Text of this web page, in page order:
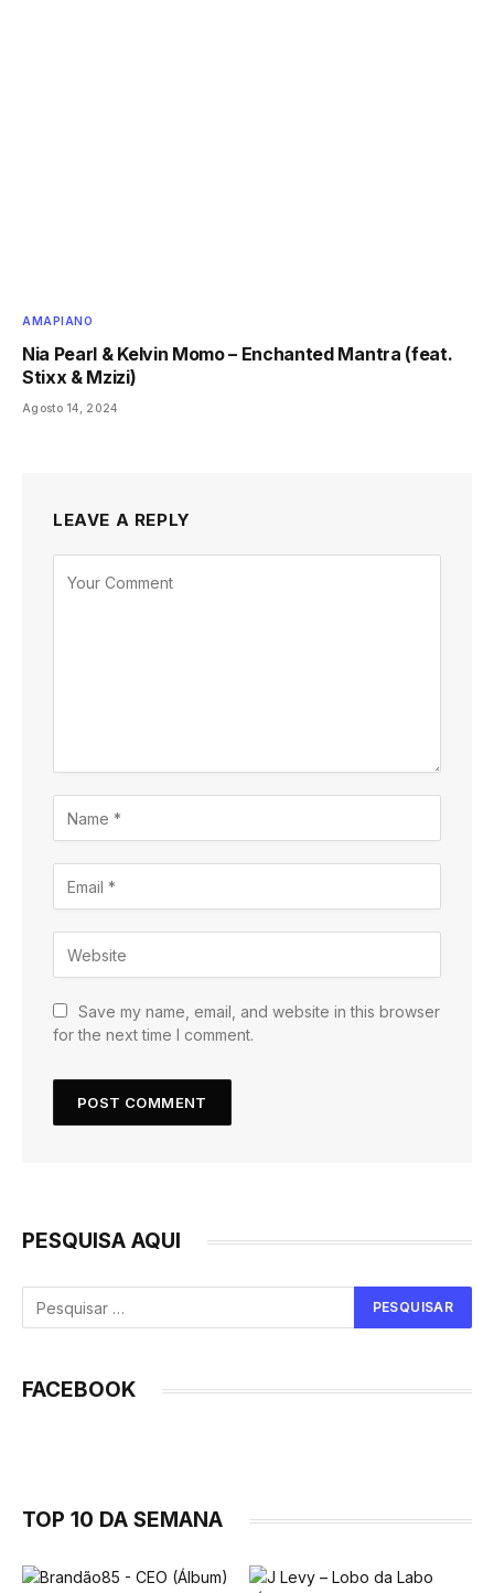
AMAPIANO
Nia Pearl & Kelvin Momo – Enchanted Mantra (feat.
Stixx & Mzizi)
Agosto 14, 2024
LEAVE A REPLY
Save my name, email, and website in this browser
for the next time I comment.
PESQUISA AQUI
FACEBOOK
TOP 10 DA SEMANA